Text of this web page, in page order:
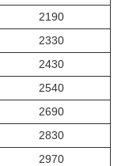
2190
2330
2430
2540
2690
2830
2970